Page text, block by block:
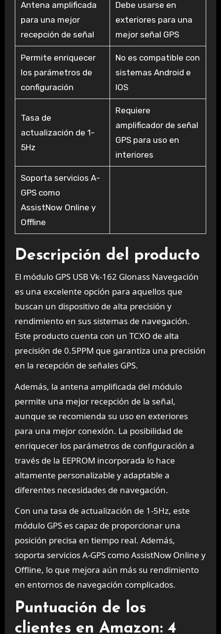
Antena amplificada
para una mejor
recepción de señal
Debe usarse en
exteriores para una
mejor señal GPS
Permite enriquecer
los parámetros de
configuración
No es compatible con
sistemas Android e
IOS
Tasa de
actualización de 1-
5Hz
Requiere
amplificador de señal
GPS para uso en
interiores
Soporta servicios A-
GPS como
AssistNow Online y
Offline
Descripción del producto
El módulo GPS USB Vk-162 Glonass Navegación
es una excelente opción para aquellos que
buscan un dispositivo de alta precisión y
rendimiento en sus sistemas de navegación.
Este producto cuenta con un TCXO de alta
precisión de 0.5PPM que garantiza una precisión
en la recepción de señales GPS.
Además, la antena amplificada del módulo
permite una mejor recepción de la señal,
aunque se recomienda su uso en exteriores
para una mejor conexión. La posibilidad de
enriquecer los parámetros de configuración a
través de la EEPROM incorporada lo hace
altamente personalizable y adaptable a
diferentes necesidades de navegación.
Con una tasa de actualización de 1-5Hz, este
módulo GPS es capaz de proporcionar una
posición precisa en tiempo real. Además,
soporta servicios A-GPS como AssistNow Online y
Offline, lo que mejora aún más su rendimiento
en entornos de navegación complicados.
Puntuación de los
clientes en Amazon: 4